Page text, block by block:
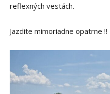
reflexných vestách.
Jazdite mimoriadne opatrne !!